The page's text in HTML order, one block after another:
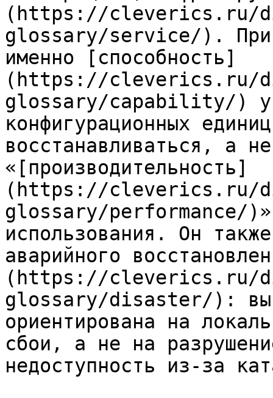
(https://cleverics.ru/
glossary/service/). При
именно [способность]
(https://cleverics.ru/
glossary/capability/)
конфигурационных
восстанавливаться, а
«[производительность]
(https://cleverics.ru/
glossary/performance/)»
использования. Он
аварийного
(https://cleverics.ru/
glossary/disaster/):
ориентирована на
сбои, а не на
недоступность из‑за